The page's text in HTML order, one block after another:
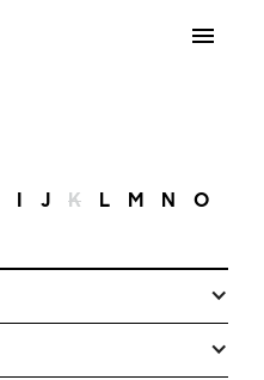
I J K L M N O